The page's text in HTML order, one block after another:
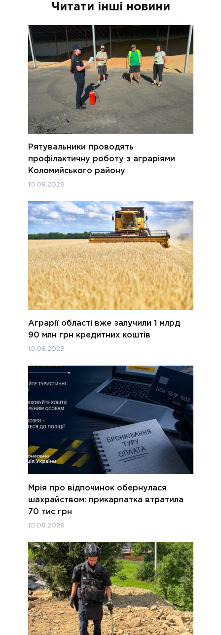
Читати інші новини
Рятувальники проводять
профілактичну роботу з аграріями
Коломийського району
10.08.2026
Аграрії області вже залучили 1 млрд
90 млн грн кредитних коштів
10.08.2026
Мрія про відпочинок обернулася
шахрайством: прикарпатка втратила
70 тис грн
10.08.2026